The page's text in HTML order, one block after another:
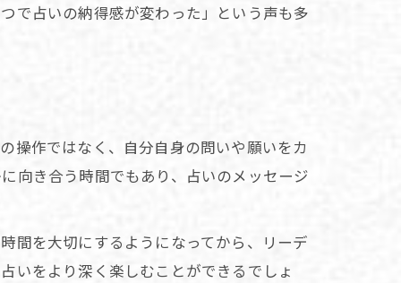
で占いの納得感が変わった」という声も多
操作ではなく、自分自身の問いや願いをカ
向き合う時間でもあり、占いのメッセージ
間を大切にするようになってから、リーデ
いをより深く楽しむことができるでしょ